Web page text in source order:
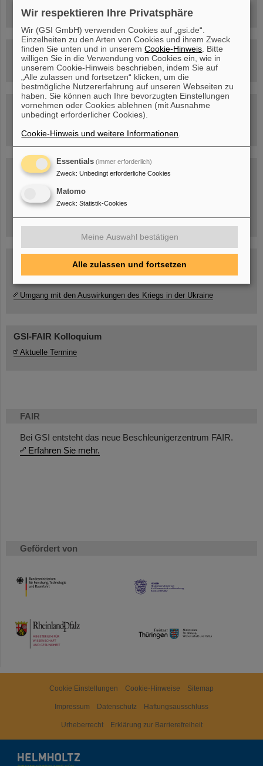
FAIR
Bei GSI entsteht das neue Beschleunigerzentrum FAIR.
Erfahren Sie mehr.
Gefördert von
HMWK
TMWWDG
Rundflug über die FAIR-Baustelle
Besichtigung von GSI/FAIR –
jetzt Termin buchen!
Blog Beam On
Umgang mit den Auswirkungen des Kriegs in der Ukraine
GSI-FAIR Kolloquium
Aktuelle Termine
Cookie Einstellungen Cookie-Hinweise Sitemap
Impressum Datenschutz Haftungsausschluss
Urheberrecht Erklärung zur Barrierefreiheit
Wir respektieren Ihre Privatsphäre
Wir (GSI GmbH) verwenden Cookies auf „gsi.de“.
Einzelheiten zu den Arten von Cookies und ihrem Zweck
finden Sie unten und in unseremCookie-Hinweis . Bitte
willigen Sie in die Verwendung von Cookies ein, wie in
unserem Cookie-Hinweis beschrieben, indem Sie auf
„Alle zulassen und fortsetzen“ klicken, um die
bestmögliche Nutzererfahrung auf unseren Webseiten zu
haben. Sie können auch Ihre bevorzugten Einstellungen
vornehmen oder Cookies ablehnen (mit Ausnahme
unbedingt erforderlicher Cookies).
Cookie-Hinweis und weitere Informationen
Essentials (immer erforderlich)
Zweck: Unbedingt erforderliche Cookies
Matomo
Zweck: Statistik-Cookies
Meine Auswahl bestätigen
Alle zulassen und fortsetzen